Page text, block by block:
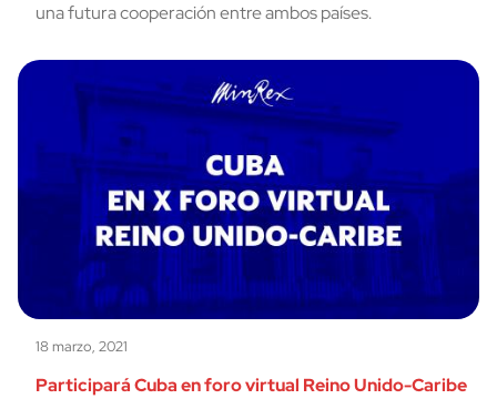
una futura cooperación entre ambos países.
18 marzo, 2021
Participará Cuba en foro virtual Reino Unido-Caribe